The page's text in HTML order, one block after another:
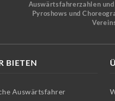
Auswärtsfahrerzahlen
Pyroshows und
BIETEN
Auswärtsfahrer